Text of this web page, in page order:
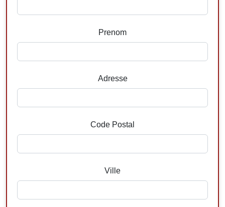
Prenom
Adresse
Code Postal
Ville